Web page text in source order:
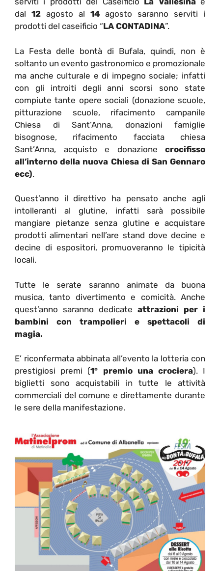
dal 12agosto al 14 agosto saranno serviti i
prodotti del caseificio “LA CONTADINA”.
La Festa delle bontà di Bufala, quindi, non è
soltanto un evento gastronomico e promozionale
ma anche culturale e di impegno sociale; infatti
con gli introiti degli anni scorsi sono state
compiute tante opere sociali (donazione scuole,
pitturazione scuole, rifacimento campanile
Chiesa di Sant’Anna, donazioni famiglie
bisognose, rifacimento facciata chiesa
Sant’Anna, acquisto e donazione crocifisso
all’interno della nuova Chiesa di San Gennaro
ecc).
Quest’anno il direttivo ha pensato anche agli
intolleranti al glutine, infatti sarà possibile
mangiare pietanze senza glutine e acquistare
prodotti alimentari nell’are stand dove decine e
decine di espositori, promuoveranno le tipicità
locali.
Tutte le serate saranno animate da buona
musica, tanto divertimento e comicità. Anche
quest’anno saranno dedicate attrazioni per i
bambini con trampolieri e spettacoli di
magia.
E’ riconfermata abbinata all’evento la lotteria con
prestigiosi premi (1° premio una crociera). I
biglietti sono acquistabili in tutte le attività
commerciali del comune e direttamente durante
le sere della manifestazione.